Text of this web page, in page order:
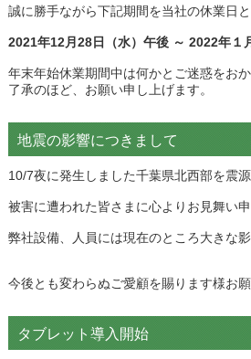
誠に勝手ながら下記期間を当社の休業日
2021年12月28日（水）午後 ～ 2022年１
年末年始休業期間中は何かとご迷惑をお
了承のほど、お願い申し上げます。
地震の影響につきまして
10/7夜に発生しました千葉県北西部を震
被害に遭われた皆さまに心よりお見舞い申
弊社設備、人員には現在のところ大きな影
今後とも変わらぬご愛顧を賜ります様お願
タブレット導入開始